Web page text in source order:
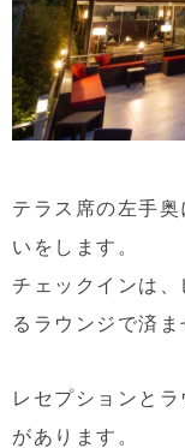
テラス席の左手
いをします。
チェックインは
るラウンジで済ま
レセプションと
があります。